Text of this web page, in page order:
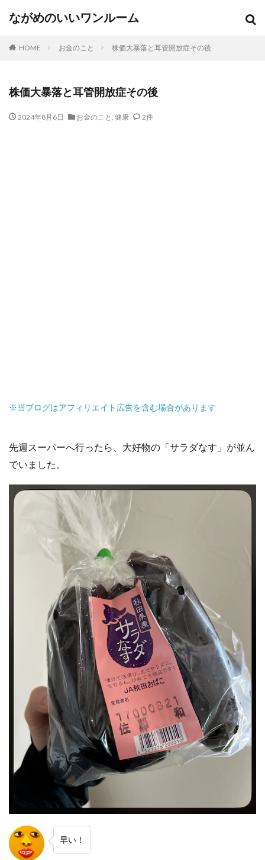
ながめのいいワンルーム
HOME お金のこと 株価大暴落と耳管開放症その後
株価大暴落と耳管開放症その後
2024年8月6日 お金のこと , 健康 2件
※当ブログはアフィリエイト広告を含む場合があります
先週スーパーへ行ったら、大好物の「サラダなす」が並ん
でいました。
早い！